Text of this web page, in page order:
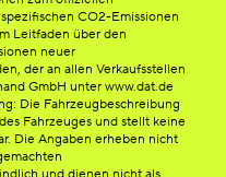
CO2-Emissionen
Leitfaden über den
neuer
der an allen Verkaufsstellen
GmbH unter www.dat.de
Die Fahrzeugbeschreibung
Fahrzeuges und stellt keine
Die Angaben erheben nicht